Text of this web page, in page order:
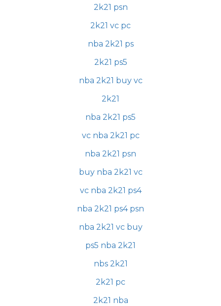
2k21 psn
2k21 vc pc
nba 2k21 ps
2k21 ps5
nba 2k21 buy vc
2k21
nba 2k21 ps5
vc nba 2k21 pc
nba 2k21 psn
buy nba 2k21 vc
vc nba 2k21 ps4
nba 2k21 ps4 psn
nba 2k21 vc buy
ps5 nba 2k21
nbs 2k21
2k21 pc
2k21 nba